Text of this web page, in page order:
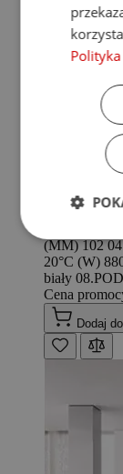
GRZEJNIK
Grzejnik
(MM) 2000
(MM) 102
20°C (W)
biały
Cena
Dodaj